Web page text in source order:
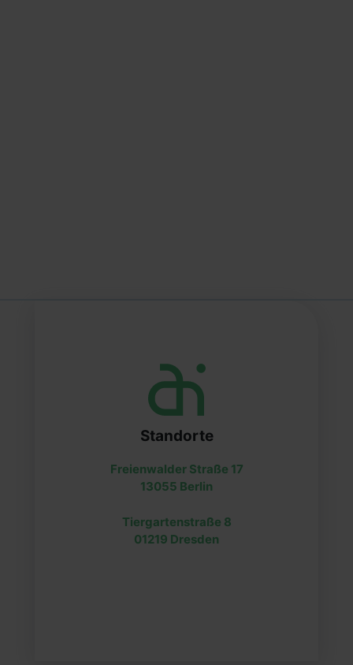
Standorte
Freienwalder Straße 17
13055 Berlin
Tiergartenstraße 8
01219 Dresden